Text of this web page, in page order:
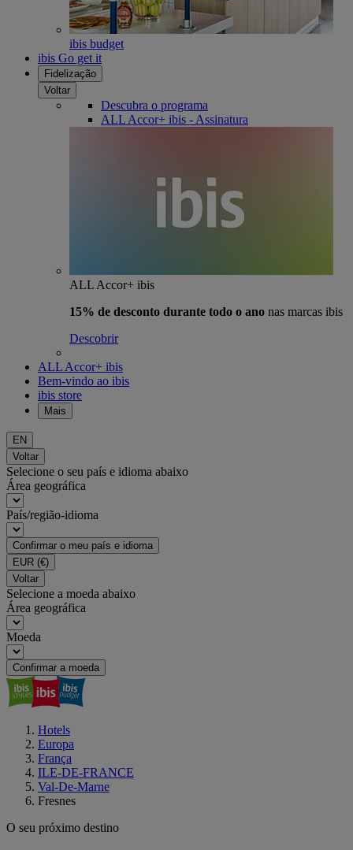
ibis budget
ibis Go get it
Fidelização
Voltar
Descubra o programa
ALL Accor+ ibis - Assinatura
ALL Accor+ ibis
15% de desconto durante todo o ano nas marcas ibis
Descobrir
ALL Accor+ ibis
Bem-vindo ao ibis
ibis store
Mais
EN
Voltar
Selecione o seu país e idioma abaixo
Área geográfica
País/região-idioma
Confirmar o meu país e idioma
EUR (€)
Voltar
Selecione a moeda abaixo
Área geográfica
Moeda
Confirmar a moeda
Hotels
Europa
França
ILE-DE-FRANCE
Val-De-Marne
Fresnes
O seu próximo destino